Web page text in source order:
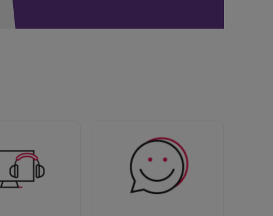
:) możesz
nasze sklepy
Sprawdź nasze 100%
zadowolenia Klientów